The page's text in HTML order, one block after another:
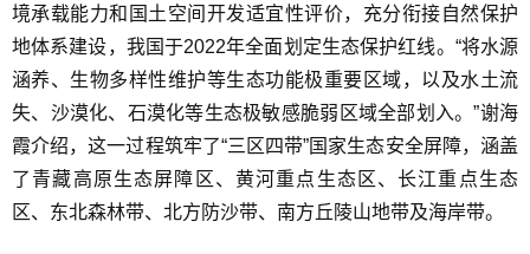
境承载能力和国土空间开发适宜性评价，充分衔接自然保护
地体系建设，我国于2022年全面划定生态保护红线。“将水源
涵养、生物多样性维护等生态功能极重要区域，以及水土流
失、沙漠化、石漠化等生态极敏感脆弱区域全部划入。”谢海
霞介绍，这一过程筑牢了“三区四带”国家生态安全屏障，涵盖
了青藏高原生态屏障区、黄河重点生态区、长江重点生态
区、东北森林带、北方防沙带、南方丘陵山地带及海岸带。